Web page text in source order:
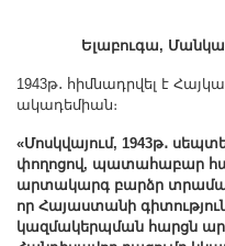
Ելաբուգա,
1943թ․ հիմնադրվել է
ակադեմիան։
«Մոսկվայում, 1943թ․
փողոցով, պատահաբար
արտակարգ բարձր
որ Հայաստանի
կազմակերպման հարցն